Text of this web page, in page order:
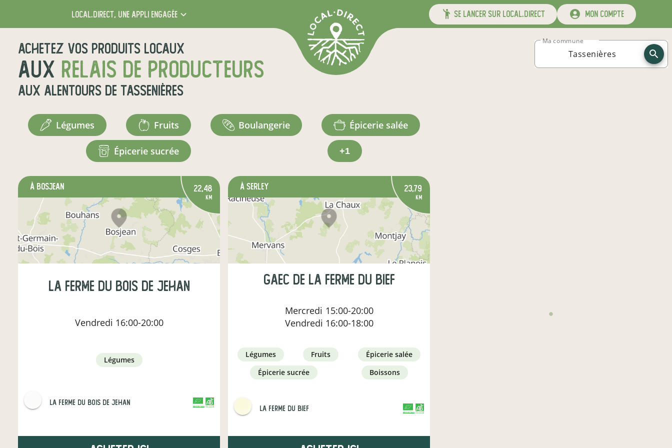
local.direct, une appli engagée se lancer sur local.direct mon compte
Achetez vos produits locaux
aux relais de producteurs
aux alentours de Tassenières
Ma commune
légumes fruits boulangerie épicerie salée
épicerie sucrée +1
à Bosjean 22,48
km
La ferme du Bois de Jehan
Vendredi 16:00-20:00
légumes
La ferme du Bois de Jehan
à Serley 23,79
km
gaec de la ferme du bief
Mercredi 15:00-20:00
Vendredi 16:00-18:00
légumes fruits
épicerie salée
épicerie sucrée
boissons
La Ferme du Bief